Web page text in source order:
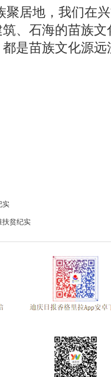
聚居地，我们在
、石海的苗族
是苗族文化源
实
贫纪实